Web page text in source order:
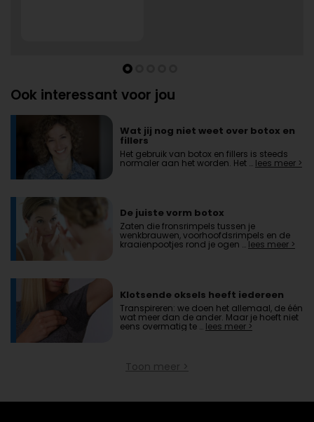
Ook interessant voor jou
Wat jij nog niet weet over botox en
fillers
Het gebruik van botox en fillers is steeds
normaler aan het worden. Het … lees meer >
De juiste vorm botox
Zaten die fronsrimpels tussen je
wenkbrauwen, voorhoofdsrimpels en de
kraaienpootjes rond je ogen …lees meer >
Klotsende oksels heeft iedereen
Transpireren: we doen het allemaal, de één
wat meer dan de ander. Maar je hoeft niet
eens overmatig te … lees meer >
Toon meer >